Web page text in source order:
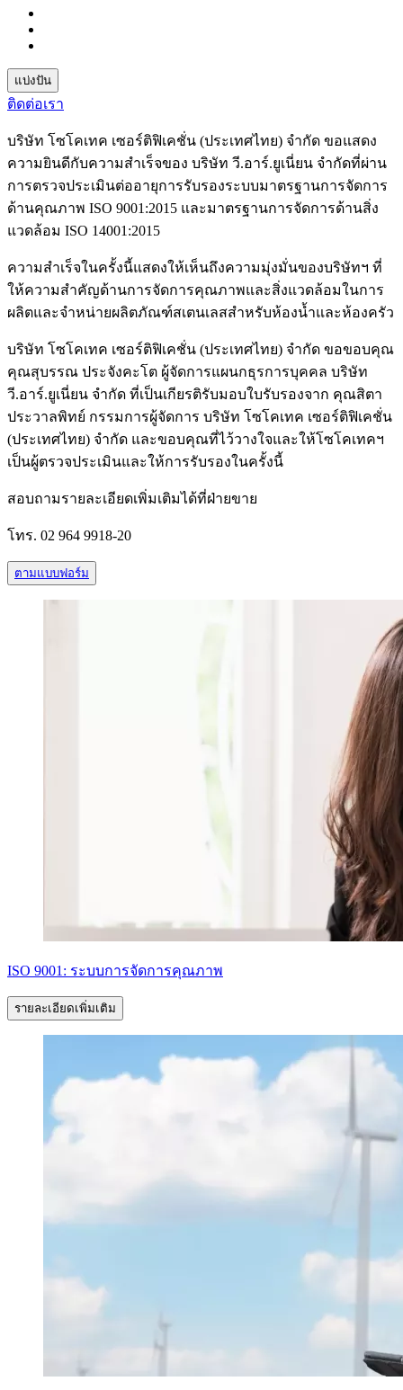
แบ่งปัน
ติดต่อเรา
บริษัท โซโคเทค เซอร์ติฟิเคชั่น (ประเทศไทย) จำกัด ขอแสดง
ความยินดีกับความสำเร็จของ บริษัท วี.อาร์.ยูเนี่ยน จำกัดที่ผ่าน
การตรวจประเมินต่ออายุการรับรองระบบมาตรฐานการจัดการ
ด้านคุณภาพ ISO 9001:2015 และมาตรฐานการจัดการด้านสิ่ง
แวดล้อม ISO 14001:2015
ความสำเร็จในครั้งนี้แสดงให้เห็นถึงความมุ่งมั่นของบริษัทฯ ที่
ให้ความสำคัญด้านการจัดการคุณภาพและสิ่งแวดล้อมในการ
ผลิตและจำหน่ายผลิตภัณฑ์สเตนเลสสำหรับห้องน้ำและห้องครัว
บริษัท โซโคเทค เซอร์ติฟิเคชั่น (ประเทศไทย) จำกัด ขอขอบคุณ
คุณสุบรรณ ประจังคะโต ผู้จัดการแผนกธุรการบุคคล บริษัท
วี.อาร์.ยูเนี่ยน จำกัด ที่เป็นเกียรติรับมอบใบรับรองจาก คุณสิตา
ประวาลพิทย์ กรรมการผู้จัดการ บริษัท โซโคเทค เซอร์ติฟิเคชั่น
(ประเทศไทย) จำกัด และขอบคุณที่ไว้วางใจและให้โซโคเทคฯ
เป็นผู้ตรวจประเมินและให้การรับรองในครั้งนี้
สอบถามรายละเอียดเพิ่มเติมได้ที่ฝ่ายขาย
โทร. 02 964 9918-20
ตามแบบฟอร์ม
ISO 9001: ระบบการจัดการคุณภาพ
รายละเอียดเพิ่มเติม